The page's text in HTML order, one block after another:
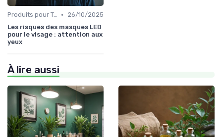
Produits pour Types de Peau •
26/10/2025
Les risques des masques LED
pour le visage : attention aux
yeux
À lire aussi